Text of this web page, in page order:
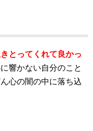
きとってくれて良かっ
響かない自分のこと
心の闇の中に落ち込